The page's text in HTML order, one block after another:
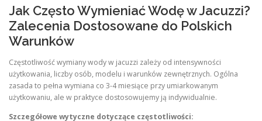
Jak Często Wymieniać Wodę w Jacuzzi?
Zalecenia Dostosowane do Polskich
Warunków
Częstotliwość wymiany wody w jacuzzi zależy od intensywności
użytkowania, liczby osób, modelu i warunków zewnętrznych. Ogólna
zasada to pełna wymiana co 3-4 miesiące przy umiarkowanym
użytkowaniu, ale w praktyce dostosowujemy ją indywidualnie.
Szczegółowe wytyczne dotyczące częstotliwości: